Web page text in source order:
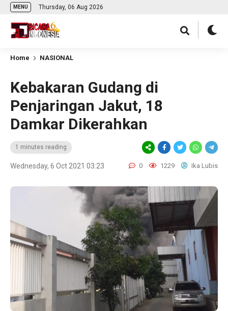
MENU Thursday, 06 Aug 2026
Home NASIONAL
Kebakaran Gudang di
Penjaringan Jakut, 18
Damkar Dikerahkan
1 minutes reading
Wednesday, 6 Oct 2021 03:23 0 1229 Ika Lubis